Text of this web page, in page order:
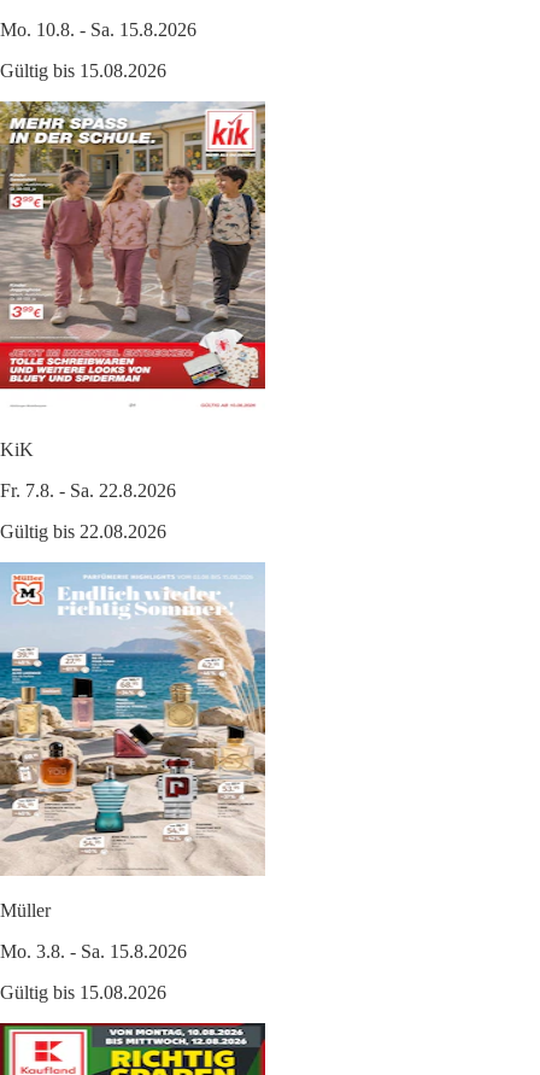
Mo. 10.8. - Sa. 15.8.2026
Gültig bis 15.08.2026
KiK
Fr. 7.8. - Sa. 22.8.2026
Gültig bis 22.08.2026
Müller
Mo. 3.8. - Sa. 15.8.2026
Gültig bis 15.08.2026